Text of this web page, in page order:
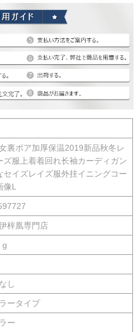
裏ボア加厚保温2019新品秋冬レ
ズ服上着着回れ长袖カーディガン
セイズレイズ服外挂イニングコー
像L
梓凰専門店
g
し
ータイプ
ー